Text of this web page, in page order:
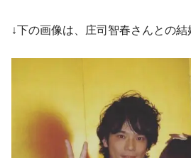
↓下の画像は、庄司智春さんとの結